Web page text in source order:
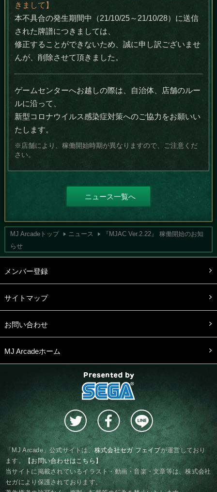
きまして】
本不具合の発生期間中（21/10/25～21/10/28）に送信
された牌譜につきましては、
修正することができないため、誠に申し訳ございませ
んが、削除させて頂きました。
ゲームセンターへお越しの際は、自治体、店舗のルー
ルに沿って、
新型コロナウイルス感染症対策へのご協力をお願いい
たします。
※店舗により、稼働開始時期が異なりますので、ご注意くだ
さい。
ニュース一覧へ
MJ Arcadeトップ ニュース
『MJAC Ver.2.22』 稼働開始のお知
らせ
メンバー登録
サイトマップ
お問い合わせ
MJ Arcadeホーム
「MJ Arcade」公式サイトは、株式会社セガ フェイブが運営しており
ます。
【お問い合わせはこちら】
当サイトに掲載されているイラスト・動画・音楽・文章等は、株式会社
セガにより保護されております。